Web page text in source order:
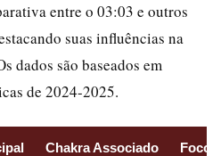
entre o 03:03 e outros
suas influências na
dados são baseados em
de 2024-2025.
Chakra Associado Foco